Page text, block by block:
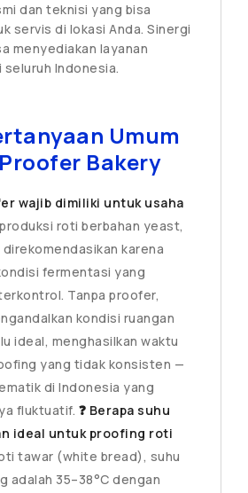
dan teknisi yang bisa
servis di lokasi Anda. Sinergi
menyediakan layanan
Indonesia.
Umum
Bakery
wajib dimiliki untuk usaha
roti berbahan yeast,
karena
fermentasi yang
Tanpa proofer,
kondisi ruangan
ideal, menghasilkan waktu
yang tidak konsisten —
di Indonesia yang
fluktuatif. ❓ Berapa suhu
ideal untuk proofing roti
tawar (white bread), suhu
adalah 35–38°C dengan